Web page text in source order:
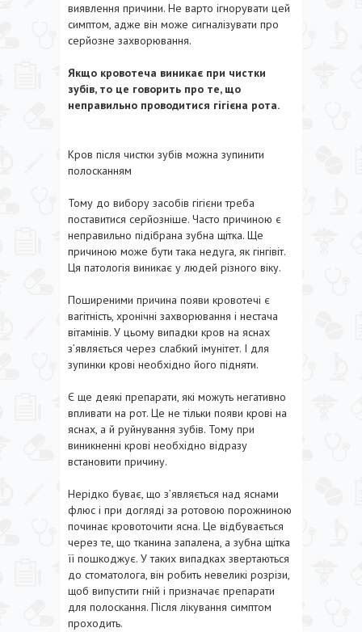
виявлення причини. Не варто ігнорувати цей
симптом, адже він може сигналізувати про
серйозне захворювання.
Якщо кровотеча виникає при чистки
зубів, то це говорить про те, що
неправильно проводитися гігієна рота.
Кров після чистки зубів можна зупинити
полосканням
Тому до вибору засобів гігієни треба
поставитися серйозніше. Часто причиною є
неправильно підібрана зубна щітка. Ще
причиною може бути така недуга, як гінгівіт.
Ця патологія виникає у людей різного віку.
Поширеними причина появи кровотечі є
вагітність, хронічні захворювання і нестача
вітамінів. У цьому випадки кров на яснах
з’являється через слабкий імунітет. І для
зупинки крові необхідно його підняти.
Є ще деякі препарати, які можуть негативно
впливати на рот. Це не тільки появи крові на
яснах, а й руйнування зубів. Тому при
виникненні крові необхідно відразу
встановити причину.
Нерідко буває, що з’являється над яснами
флюс і при догляді за ротовою порожниною
починає кровоточити ясна. Це відбувається
через те, що тканина запалена, а зубна щітка
її пошкоджує. У таких випадках звертаються
до стоматолога, він робить невеликі розрізи,
щоб випустити гній і призначає препарати
для полоскання. Після лікування симптом
проходить.